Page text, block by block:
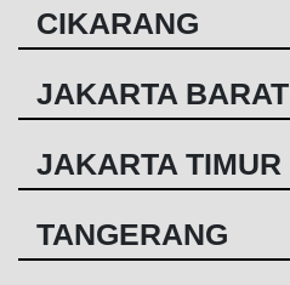
CIKARANG
JAKARTA BARAT
JAKARTA TIMUR
TANGERANG